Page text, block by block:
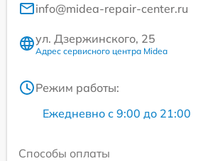
info@midea-repair-center.ru
ул. Дзержинского, 25
Адрес сервисного центра Midea
Режим работы:
Ежедневно с 9:00 до 21:00
Способы оплаты